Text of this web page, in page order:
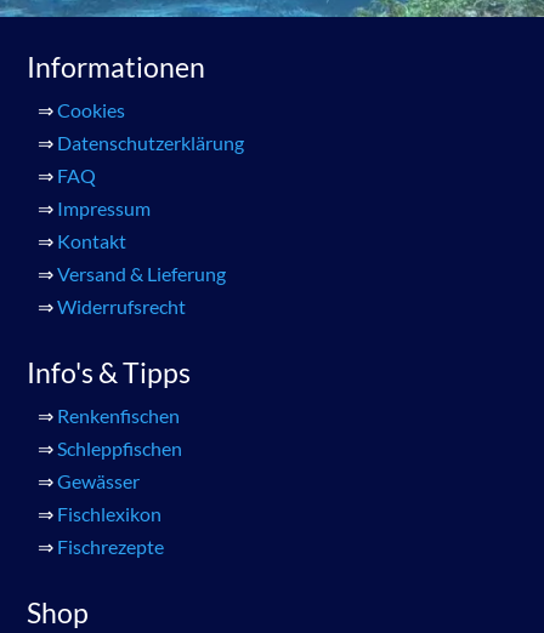
Informationen
⇒Cookies
⇒ Datenschutzerklärung
⇒ FAQ
⇒ Impressum
⇒ Kontakt
⇒Versand & Lieferung
⇒Widerrufsrecht
Info's & Tipps
⇒ Renkenfischen
⇒Schleppfischen
⇒Gewässer
⇒ Fischlexikon
⇒ Fischrezepte
Shop